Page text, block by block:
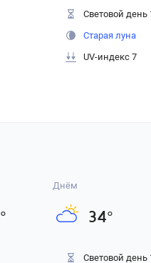
Световой день
Старая луна
UV-индекс 7
°
Днём
34°
Световой день